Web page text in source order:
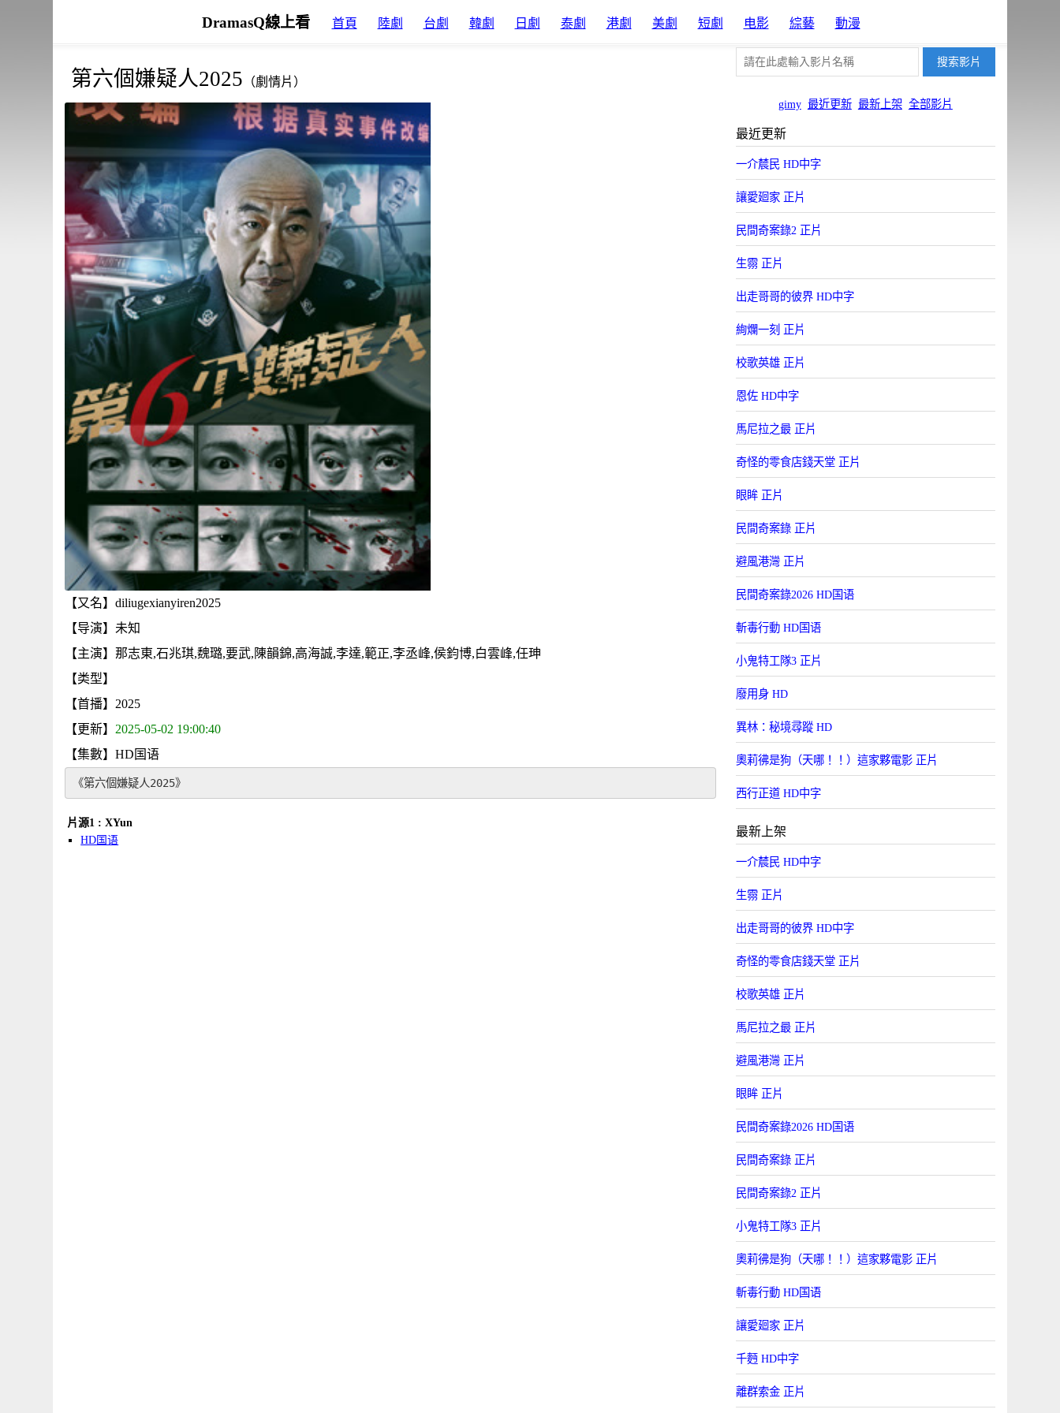
DramasQ線上看 首頁 陸劇 台劇 韓劇 日劇 泰劇 港劇 美劇 短劇 电影 綜藝 動漫
gimy 最近更新 最新上架 全部影片
第六個嫌疑人2025 （劇情片）
【又名】diliugexianyiren2025
【导演】未知
【主演】那志東,石兆琪,魏璐,要武,陳韻錦,高海誠,李達,範正,李丞峰,侯鈞博,白雲峰,任珅
【类型】
【首播】2025
【更新】 2025-05-02 19:00:40
【集數】HD国语
《第六個嫌疑人2025》
片源1 : XYun
HD国语
最近更新
一介辳民 HD中字
讓愛廻家 正片
民間奇案錄2 正片
生霛 正片
出走哥哥的彼界 HD中字
絢爛一刻 正片
校歌英雄 正片
恩佐 HD中字
馬尼拉之最 正片
奇怪的零食店錢天堂 正片
眼眸 正片
民間奇案錄 正片
避風港灣 正片
民間奇案錄2026 HD国语
斬毒行動 HD国语
小鬼特工隊3 正片
廢用身 HD
異林：秘境尋蹤 HD
奧莉彿是狗（天哪！！）這家夥電影 正片
西行正道 HD中字
最新上架
一介辳民 HD中字
生霛 正片
出走哥哥的彼界 HD中字
奇怪的零食店錢天堂 正片
校歌英雄 正片
馬尼拉之最 正片
避風港灣 正片
眼眸 正片
民間奇案錄2026 HD国语
民間奇案錄 正片
民間奇案錄2 正片
小鬼特工隊3 正片
奧莉彿是狗（天哪！！）這家夥電影 正片
斬毒行動 HD国语
讓愛廻家 正片
千麪 HD中字
離群索金 正片